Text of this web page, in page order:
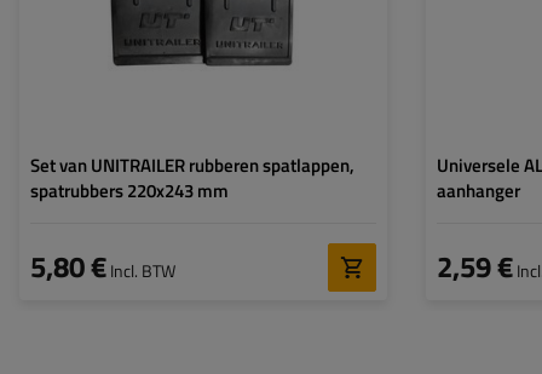
Set van UNITRAILER rubberen spatlappen,
spatrubbers 220x243 mm
5,80 €Incl. BTW
Universele
aanhanger
2,59 €